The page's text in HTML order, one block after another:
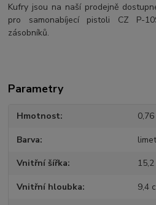
Kufry jsou na naší prodejně
pro samonabíjecí pistoli CZ P-
zásobníků.
Parametry
Hmotnost
Barva
Vnitřní šířka
Vnitřní hloubka 9,4